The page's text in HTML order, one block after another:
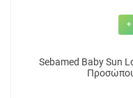
+
Sebamed Baby Sun